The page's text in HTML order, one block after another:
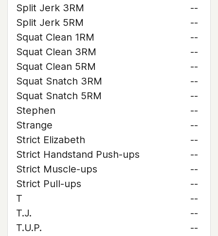
Split Jerk 3RM
--
Split Jerk 5RM
--
Squat Clean 1RM
--
Squat Clean 3RM
--
Squat Clean 5RM
--
Squat Snatch 3RM
--
Squat Snatch 5RM
--
Stephen
--
Strange
--
Strict Elizabeth
--
Strict Handstand Push-ups
--
Strict Muscle-ups
--
Strict Pull-ups
--
T
--
T.J.
--
T.U.P.
--